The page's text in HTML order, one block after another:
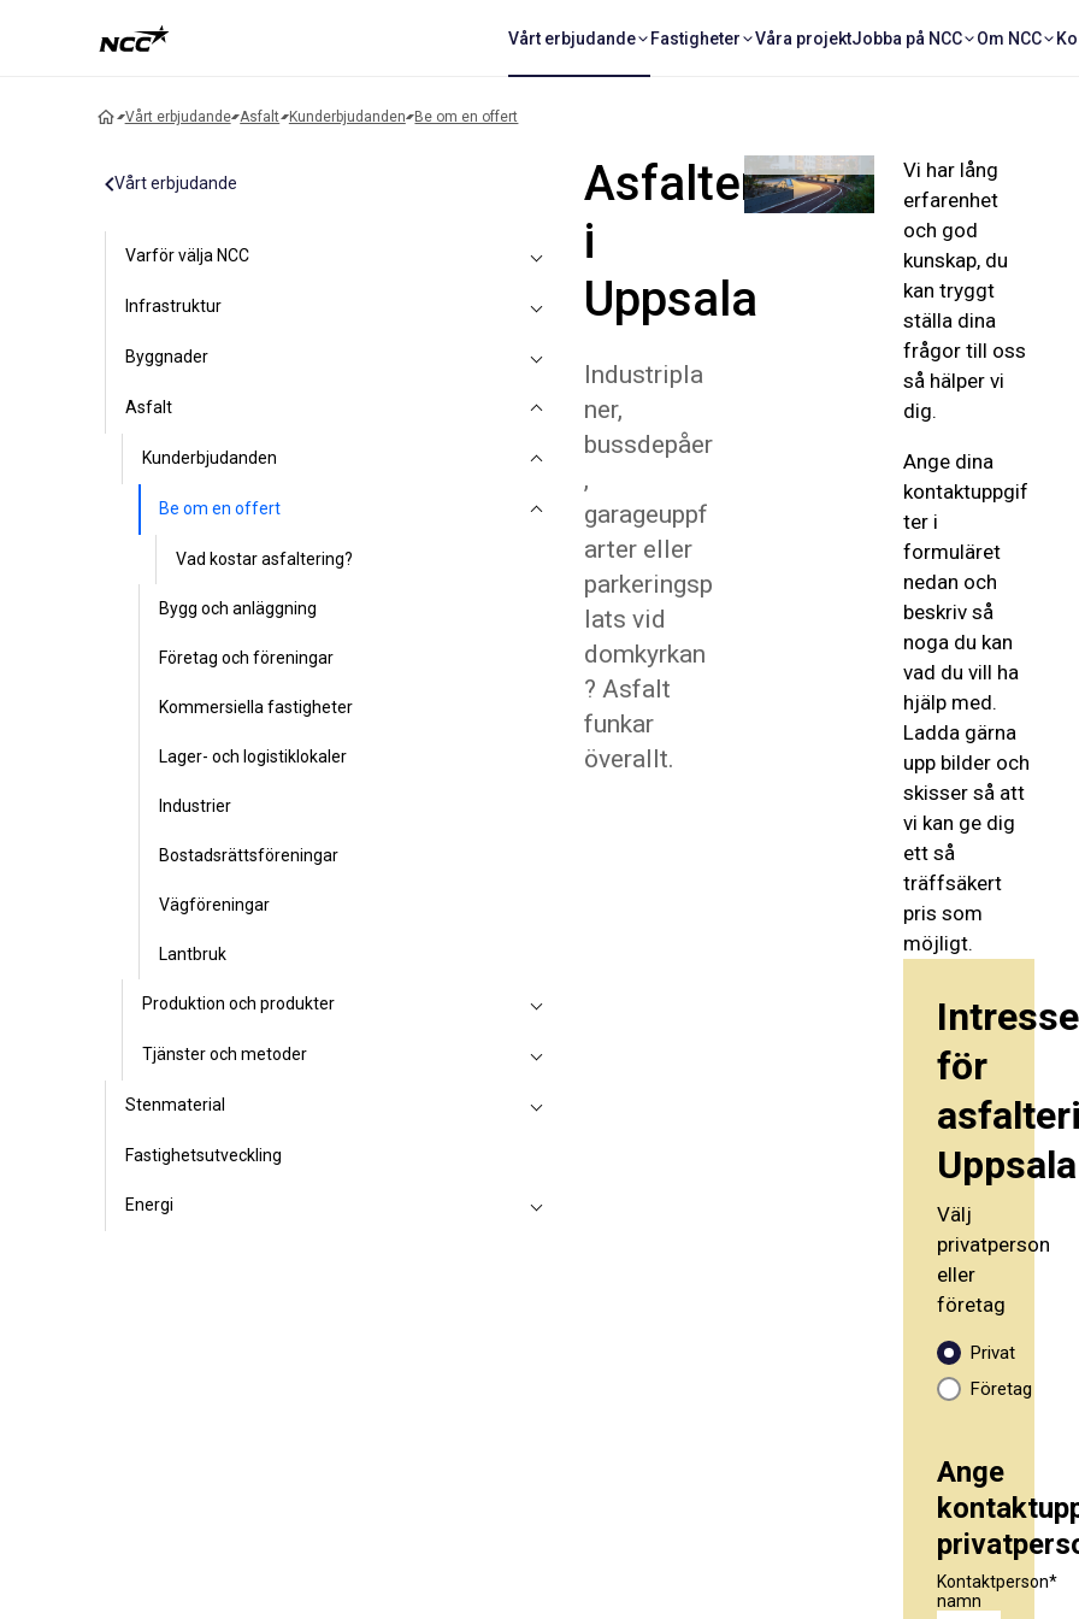
Vårt erbjudande Fastigheter Våra projektJobba på NCC Om NCC
Vårt erbjudande Asfalt Kunderbjudanden Be om en offert
Vårt erbjudande
Varför välja NCC
Infrastruktur
Byggnader
Asfalt
Kunderbjudanden
Be om en offert
Vad kostar asfaltering?
Bygg och anläggning
Företag och föreningar
Kommersiella fastigheter
Lager- och logistiklokaler
Industrier
Bostadsrättsföreningar
Vägföreningar
Lantbruk
Produktion och produkter
Tjänster och metoder
Stenmaterial
Fastighetsutveckling
Energi
Asfaltering
i
Uppsala
Industripla
ner,
bussdepåer
,
garageuppf
arter eller
parkeringsp
lats vid
domkyrkan
? Asfalt
funkar
överallt.
Vi har lång
erfarenhet
och god
kunskap, du
kan tryggt
ställa dina
frågor till oss
så hälper vi
dig.
Ange dina
kontaktuppgif
ter i
formuläret
nedan och
beskriv så
noga du kan
vad du vill ha
hjälp med.
Ladda gärna
upp bilder och
skisser så att
vi kan ge dig
ett så
träffsäkert
pris som
möjligt.
för
Uppsala
Välj
privatperson
eller
företag
Privat
Företag
Ange
Kontaktperson
namn